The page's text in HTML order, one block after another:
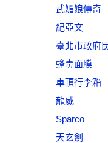
武媚娘傳奇
紀亞文
臺北市政府
蜂毒面膜
車頂行李箱
龍威
Sparco
天玄劍